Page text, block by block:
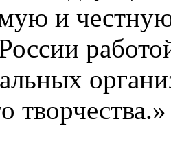
и
творчества.»